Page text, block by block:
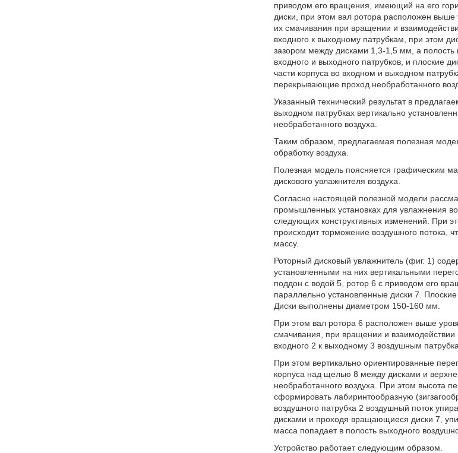
приводом его вращения, имеющий на его
диски, при этом вал ротора расположен
их смачивания при вращении и
входного к выходному патрубкам, при этом
зазором между дисками 1,3-1,5 мм, а полость
входного и выходного патрубков, и плоские
части корпуса во входном и выходном
перекрывающие проход необработанного
Указанный технический результат в
выходном патрубках вертикально
необработанного воздуха.
Таким образом, предлагаемая полезная
обработку воздуха.
Полезная модель поясняется графическим
дискового увлажнителя воздуха.
Согласно настоящей полезной модели
промышленных установках для увлажнения
следующих конструктивных изменений. При
происходит торможение воздушного потока,
массу.
Роторный дисковый увлажнитель (фиг. 1)
установленными на них вертикальными
поддон с водой 5, ротор 6 с приводом его
параллельно установленные диски 7.
Диски выполнены диаметром 150-160 мм.
При этом вал ротора 6 расположен выше
смачивания, при вращении и
входного 2 к выходному 3 воздушным
При этом вертикально ориентированные
корпуса над щелью 8 между дисками и
необработанного воздуха. При этом высота
сформировать лабиринтообразную
воздушного патрубка 2 воздушный поток
дисками и проходя вращающиеся диски 7,
масса попадает в полость выходного
Устройство работает следующим образом.